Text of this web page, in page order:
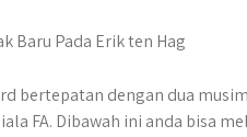
bertepatan dengan dua
FA. Dibawah ini anda bisa